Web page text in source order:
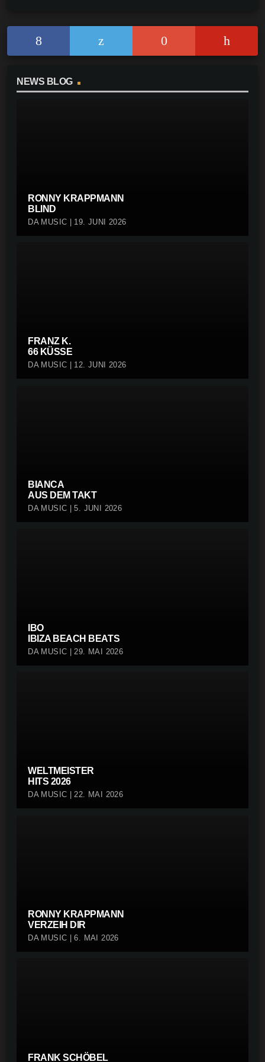
o
k
p k
NEWS BLOG
RONNY KRAPPMANN
BLIND
DA MUSIC | 19. JUNI 2026
FRANZ K.
66 KÜSSE
DA MUSIC | 12. JUNI 2026
BIANCA
AUS DEM TAKT
DA MUSIC | 5. JUNI 2026
IBO
IBIZA BEACH BEATS
DA MUSIC | 29. MAI 2026
WELTMEISTER
HITS 2026
DA MUSIC | 22. MAI 2026
RONNY KRAPPMANN
VERZEIH DIR
DA MUSIC | 6. MAI 2026
FRANK SCHÖBEL